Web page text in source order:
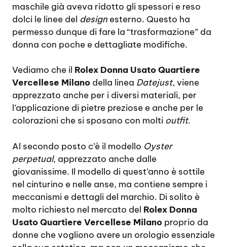
maschile già aveva ridotto gli spessori e reso
dolci le linee del design esterno. Questo ha
permesso dunque di fare la “trasformazione” da
donna con poche e dettagliate modifiche.
Vediamo che il Rolex Donna Usato Quartiere
Vercellese Milano della linea Datejust, viene
apprezzato anche per i diversi materiali, per
l’applicazione di pietre preziose e anche per le
colorazioni che si sposano con molti outfit.
Al secondo posto c’è il modello Oyster
perpetual, apprezzato anche dalle
giovanissime. Il modello di quest’anno è sottile
nel cinturino e nelle anse, ma contiene sempre i
meccanismi e dettagli del marchio. Di solito è
molto richiesto nel mercato del Rolex Donna
Usato Quartiere Vercellese Milano proprio da
donne che vogliono avere un orologio essenziale